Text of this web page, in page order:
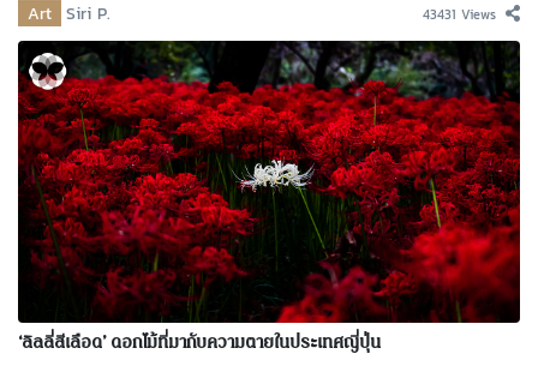
Art Siri P. 43431 Views
‘ลิลลี่สีเลือด’ ดอกไม้ที่มากับความตายในประเทศญี่ปุ่น